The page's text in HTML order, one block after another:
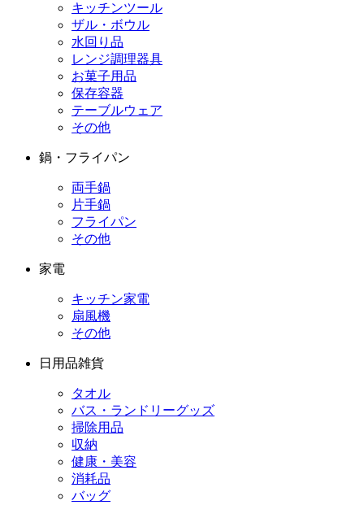
キッチンツール
ザル・ボウル
水回り品
レンジ調理器具
お菓子用品
保存容器
テーブルウェア
その他
鍋・フライパン
両手鍋
片手鍋
フライパン
その他
家電
キッチン家電
扇風機
その他
日用品雑貨
タオル
バス・ランドリーグッズ
掃除用品
収納
健康・美容
消耗品
バッグ